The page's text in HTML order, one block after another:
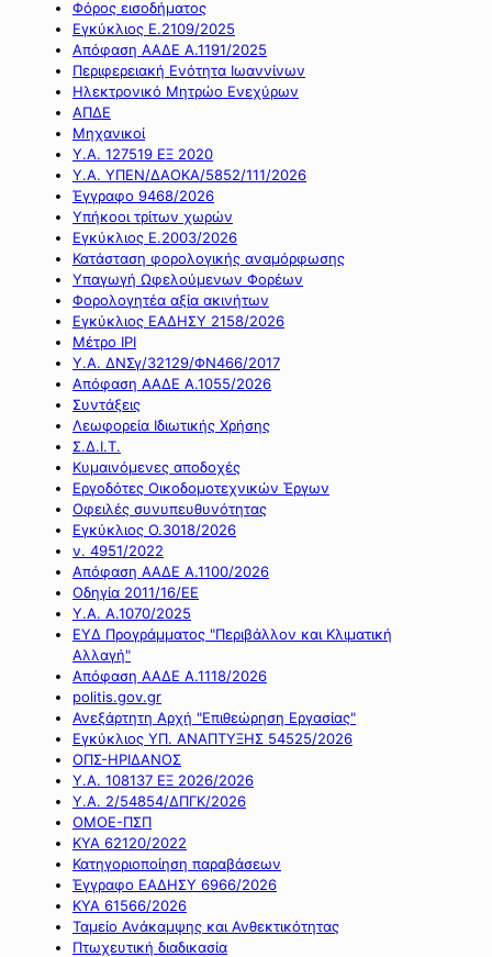
Φόρος εισοδήματος
Εγκύκλιος Ε.2109/2025
Απόφαση ΑΑΔΕ Α.1191/2025
Περιφερειακή Ενότητα Ιωαννίνων
Ηλεκτρονικό Μητρώο Ενεχύρων
ΑΠΔΕ
Μηχανικοί
Υ.Α. 127519 ΕΞ 2020
Υ.Α. ΥΠΕΝ/ΔΑΟΚΑ/5852/111/2026
Έγγραφο 9468/2026
Υπήκοοι τρίτων χωρών
Εγκύκλιος Ε.2003/2026
Κατάσταση φορολογικής αναμόρφωσης
Υπαγωγή Ωφελούμενων Φορέων
Φορολογητέα αξία ακινήτων
Εγκύκλιος ΕΑΔΗΣΥ 2158/2026
Μέτρο IPI
Υ.Α. ΔΝΣγ/32129/ΦΝ466/2017
Απόφαση ΑΑΔΕ Α.1055/2026
Συντάξεις
Λεωφορεία Ιδιωτικής Χρήσης
Σ.Δ.Ι.Τ.
Κυμαινόμενες αποδοχές
Εργοδότες Οικοδομοτεχνικών Έργων
Οφειλές συνυπευθυνότητας
Εγκύκλιος Ο.3018/2026
ν. 4951/2022
Απόφαση ΑΑΔΕ Α.1100/2026
Οδηγία 2011/16/ΕΕ
Υ.Α. Α.1070/2025
ΕΥΔ Προγράμματος "Περιβάλλον και Κλιματική
Αλλαγή"
Απόφαση ΑΑΔΕ Α.1118/2026
politis.gov.gr
Ανεξάρτητη Αρχή "Επιθεώρηση Εργασίας"
Εγκύκλιος ΥΠ. ΑΝΑΠΤΥΞΗΣ 54525/2026
ΟΠΣ-ΗΡΙΔΑΝΟΣ
Υ.Α. 108137 ΕΞ 2026/2026
Υ.Α. 2/54854/ΔΠΓΚ/2026
ΟΜΟΕ-ΠΣΠ
ΚΥΑ 62120/2022
Κατηγοριοποίηση παραβάσεων
Έγγραφο ΕΑΔΗΣΥ 6966/2026
ΚΥΑ 61566/2026
Ταμείο Ανάκαμψης και Ανθεκτικότητας
Πτωχευτική διαδικασία